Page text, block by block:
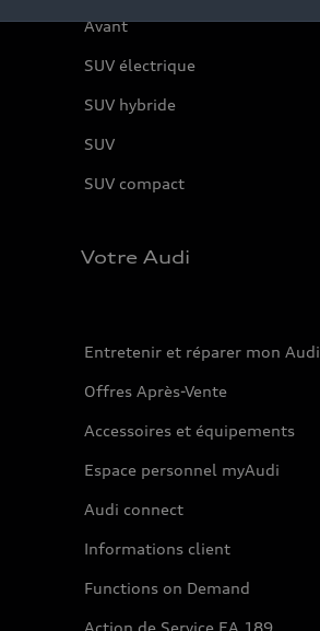
Avant
SUV électrique
SUV hybride
SUV
SUV compact
Votre Audi
Entretenir et réparer mon Audi
Offres Après-Vente
Accessoires et équipements
Espace personnel myAudi
Audi connect
Informations client
Functions on Demand
Action de Service EA 189